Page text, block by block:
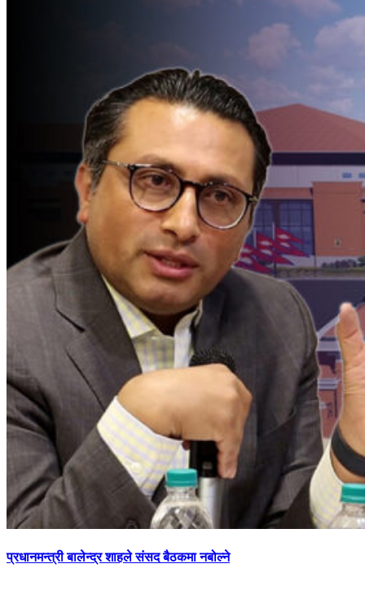
प्रधानमन्त्री बालेन्द्र शाहले संसद बैठकमा नबोल्ने